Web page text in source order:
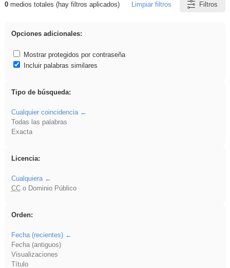
Resultados de: ies_galileo_galilei
0medios totales (hay filtros aplicados) Limpiar filtros Filtros
Opciones adicionales:
Mostrar protegidos por contraseña
Incluir palabras similares
Tipo de búsqueda:
Cualquier coincidencia
Todas las palabras
Exacta
Licencia:
Cualquiera
CCo Dominio Público
Orden:
Fecha (recientes)
Fecha (antiguos)
Visualizaciones
Título